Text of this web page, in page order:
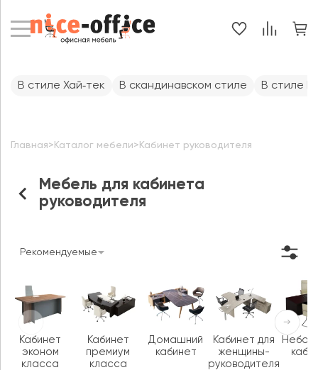
Мебель для кабинета
руководителя
Главная> Каталог мебели> Кабинет руководителя
В стиле Хай‑тек В скандинавском стиле В стиле
Рекомендуемые
Кабинет
эконом
класса
Кабинет
премиум
класса
Домашний
кабинет
Кабинет для
женщины-
руководителя